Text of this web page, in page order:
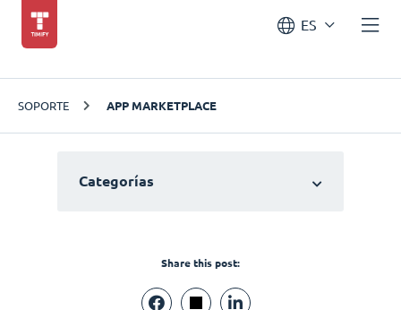
ES
SOPORTE APP MARKETPLACE
Categorías
Share this post: